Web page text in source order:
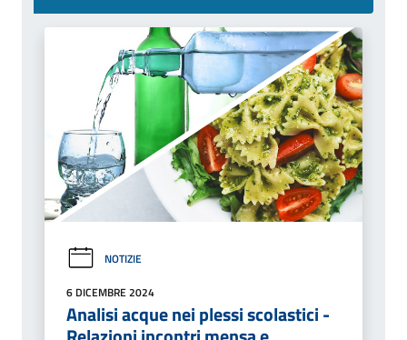
NOTIZIE
6 DICEMBRE 2024
Analisi acque nei plessi scolastici -